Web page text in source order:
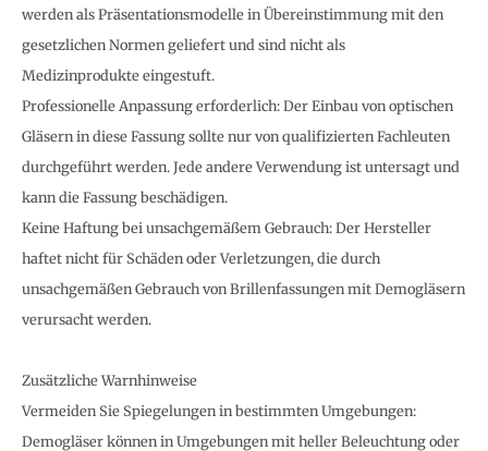
werden als Präsentationsmodelle in Übereinstimmung mit den
gesetzlichen Normen geliefert und sind nicht als
Medizinprodukte eingestuft.
Professionelle Anpassung erforderlich: Der Einbau von optischen
Gläsern in diese Fassung sollte nur von qualifizierten Fachleuten
durchgeführt werden. Jede andere Verwendung ist untersagt und
kann die Fassung beschädigen.
Keine Haftung bei unsachgemäßem Gebrauch: Der Hersteller
haftet nicht für Schäden oder Verletzungen, die durch
unsachgemäßen Gebrauch von Brillenfassungen mit Demogläsern
verursacht werden.
Zusätzliche Warnhinweise
Vermeiden Sie Spiegelungen in bestimmten Umgebungen:
Demogläser können in Umgebungen mit heller Beleuchtung oder